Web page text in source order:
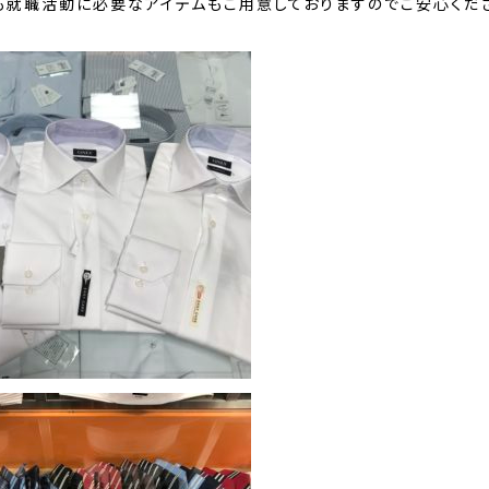
就職活動に必要なアイテムもご用意しておりますのでご安心くだ